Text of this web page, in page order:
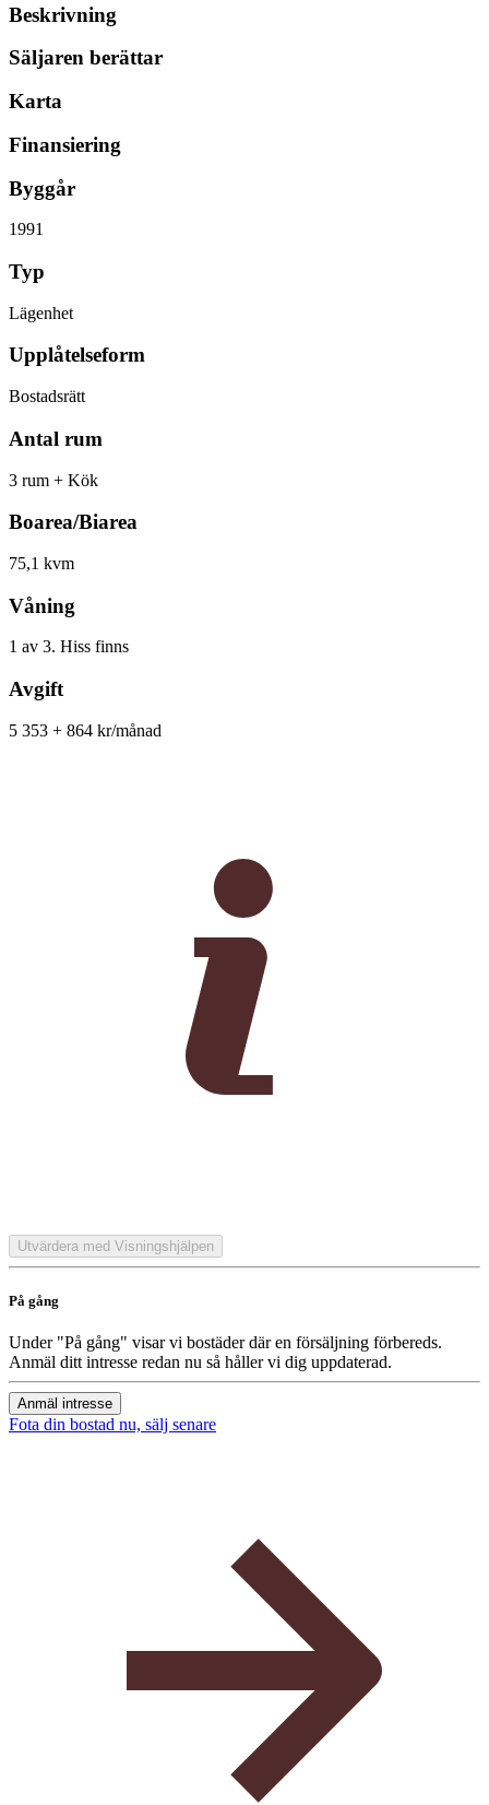
Beskrivning
Säljaren berättar
Karta
Finansiering
Byggår
1991
Typ
Lägenhet
Upplåtelseform
Bostadsrätt
Antal rum
3 rum + Kök
Boarea/Biarea
75,1 kvm
Våning
1 av 3. Hiss finns
Avgift
5 353 + 864 kr/månad
Utvärdera med Visningshjälpen
På gång
Under "På gång" visar vi bostäder där en försäljning förbereds.
Anmäl ditt intresse redan nu så håller vi dig uppdaterad.
Anmäl intresse
Fota din bostad nu, sälj senare